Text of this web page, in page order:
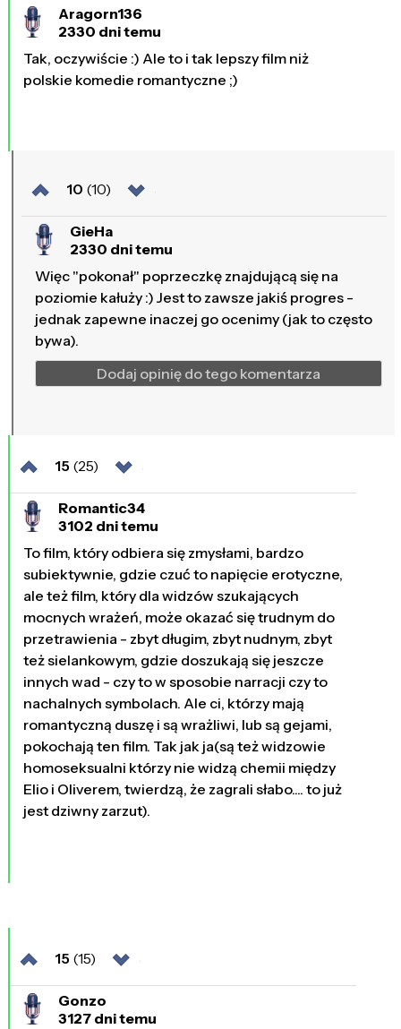
Aragorn136
2330 dni temu
Tak, oczywiście :) Ale to i tak lepszy film niż
polskie komedie romantyczne ;)
10 (10)
GieHa
2330 dni temu
Więc "pokonał" poprzeczkę znajdującą się na
poziomie kałuży :) Jest to zawsze jakiś progres -
jednak zapewne inaczej go ocenimy (jak to często
bywa).
Dodaj opinię do tego komentarza
15 (25)
Romantic34
3102 dni temu
To film, który odbiera się zmysłami, bardzo
subiektywnie, gdzie czuć to napięcie erotyczne,
ale też film, który dla widzów szukających
mocnych wrażeń, może okazać się trudnym do
przetrawienia - zbyt długim, zbyt nudnym, zbyt
też sielankowym, gdzie doszukają się jeszcze
innych wad - czy to w sposobie narracji czy to
nachalnych symbolach. Ale ci, którzy mają
romantyczną duszę i są wrażliwi, lub są gejami,
pokochają ten film. Tak jak ja(są też widzowie
homoseksualni którzy nie widzą chemii między
Elio i Oliverem, twierdzą, że zagrali słabo.... to już
jest dziwny zarzut).
15 (15)
Gonzo
3127 dni temu